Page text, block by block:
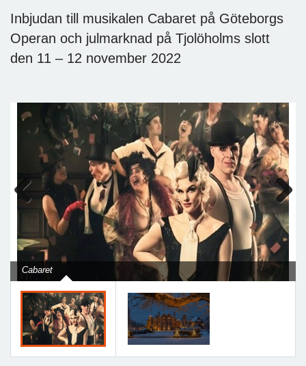
Inbjudan till musikalen Cabaret på Göteborgs
Operan och julmarknad på Tjolöholms slott
den 11 – 12 november 2022
Cabaret
Previous Next